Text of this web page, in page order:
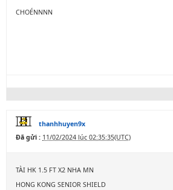
CHOÉNNNN
thanhhuyen9x
Đã gửi : 11/02/2024 lúc 02:35:35(UTC)
TÀI HK 1.5 FT X2 NHA MN
HONG KONG SENIOR SHIELD